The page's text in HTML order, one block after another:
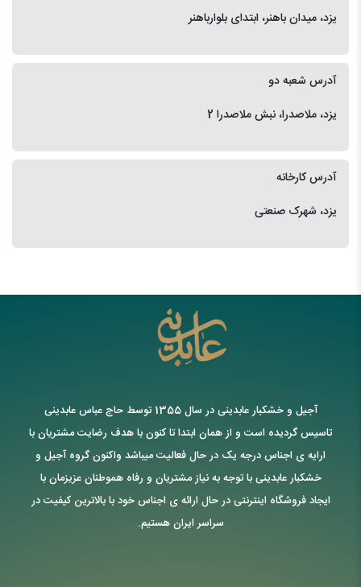
یزد، میدان باهنر، ابتدای بلوارباهنر
آدرس شعبه دو
یزد، ملاصدرا، نبش ملاصدرا 2
آدرس کارخانه
یزد، شهرک صنعتی
آجیل و خشکبار عابدینی در سال 1355 توسط حاج عباس عابدینی
تاسیس گردیده است و از همان ابتدا تا کنون با هدف رضایت مشتریان با
ارایه ی اجناس درجه یک در حال فعالیت میباشد واکنون گروه آجیل و
خشکبار عابدینی با توجه به نیاز مشتریان و رفاه هموطنان عزیزمان با
ایجاد فروشگاه اینترنتی در حال ارائه ی اجناس خود با بالاترین کیفیت در
سراسر ایران هستیم.